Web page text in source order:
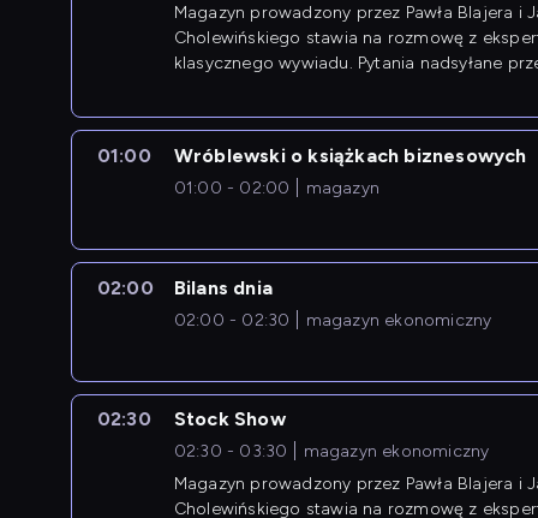
Magazyn prowadzony przez Pawła Blajera i
Cholewińskiego stawia na rozmowę z
klasycznego wywiadu. Pytania nadsyłane
01:00 Wróblewski o książkach biznesowych
01:00 - 02:00 magazyn
02:00 Bilans dnia
02:00 - 02:30 magazyn ekonomiczny
02:30 Stock Show
02:30 - 03:30
magazyn ekonomiczny
Magazyn prowadzony przez Pawła Blajera i
Cholewińskiego stawia na rozmowę z